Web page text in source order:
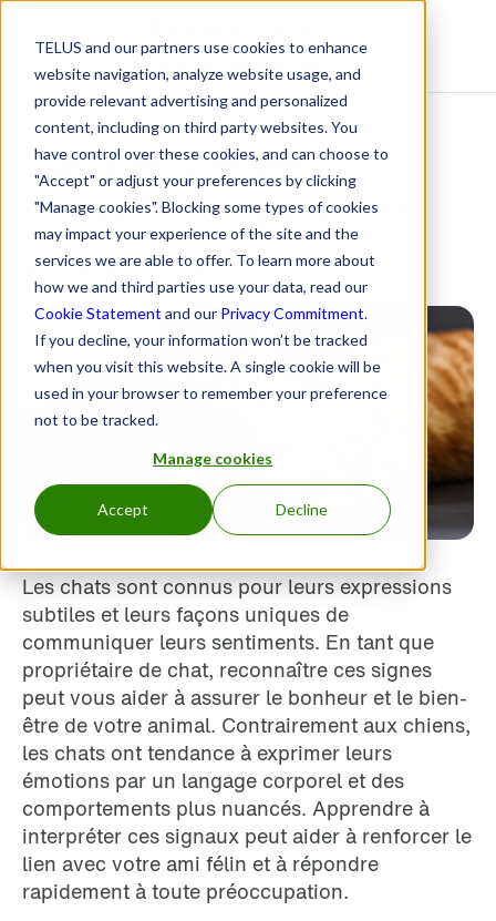
TELUS and our partners use cookies to enhance
website navigation, analyze website usage, and
provide relevant advertising and personalized
content, including on third party websites. You
have control over these cookies, and can choose to
"Accept" or adjust your preferences by clicking
"Manage cookies". Blocking some types of cookies
may impact your experience of the site and the
services we are able to offer. To learn more about
how we and third parties use your data, read our
Cookie Statement and our Privacy Commitment.
If you decline, your information won’t be tracked
when you visit this website. A single cookie will be
used in your browser to remember your preference
not to be tracked.
Manage cookies
Accept Decline
Centre de ressources
Comprendre les
émotions de votre chat
10 septembre 2024
Les chats sont connus pour leurs expressions
subtiles et leurs façons uniques de
communiquer leurs sentiments. En tant que
propriétaire de chat, reconnaître ces signes
peut vous aider à assurer le bonheur et le bien-
être de votre animal. Contrairement aux chiens,
les chats ont tendance à exprimer leurs
émotions par un langage corporel et des
comportements plus nuancés. Apprendre à
interpréter ces signaux peut aider à renforcer le
lien avec votre ami félin et à répondre
rapidement à toute préoccupation.